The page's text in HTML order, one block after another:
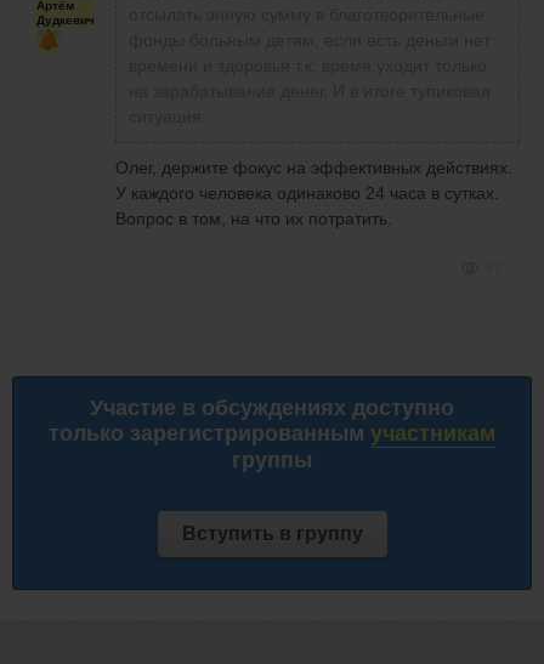
Артём
Дудкевич
Олег, держите фокус на эффективных действиях.
У каждого человека одинаково 24 часа в сутках.
Вопрос в том, на что их потратить.
Участие в обсуждениях доступно
только зарегистрированным участникам
группы
Вступить в группу